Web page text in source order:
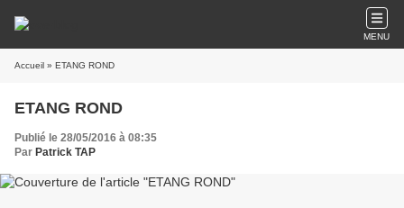
MENU
Accueil » ETANG ROND
ETANG ROND
Publié le 28/05/2016 à 08:35
Par Patrick TAP